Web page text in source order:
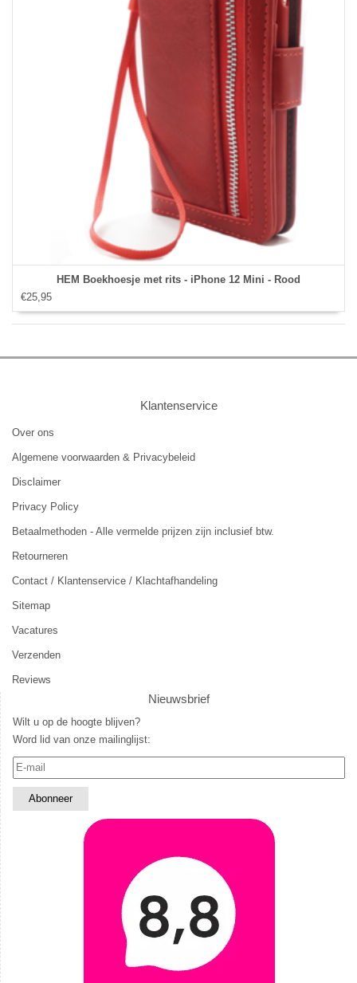
HEM Boekhoesje met rits - iPhone 12 Mini - Rood
€25,95
Klantenservice
Over ons
Algemene voorwaarden & Privacybeleid
Disclaimer
Privacy Policy
Betaalmethoden - Alle vermelde prijzen zijn inclusief btw.
Retourneren
Contact / Klantenservice / Klachtafhandeling
Sitemap
Vacatures
Verzenden
Reviews
Nieuwsbrief
Wilt u op de hoogte blijven?
Word lid van onze mailinglijst: